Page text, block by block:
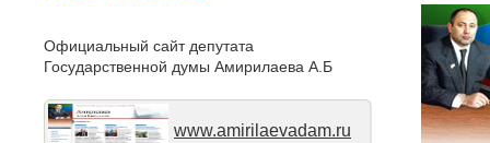
Официальный сайт депутата
Государственной думы Амирилаева А.Б
www.amirilaevadam.ru